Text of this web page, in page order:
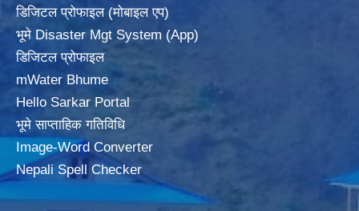
डिजिटल प्रोफाइल (मोबाइल एप)
भूमे Disaster Mgt System (App)
डिजिटल प्रोफाइल
mWater Bhume
Hello Sarkar Portal
भूमे साप्ताहिक गतिविधि
Image-Word Converter
Nepali Spell Checker